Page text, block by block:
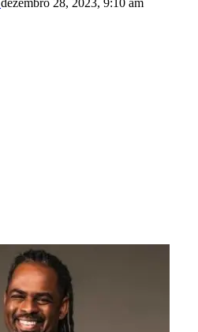
dezembro 28, 2023, 9:10 am